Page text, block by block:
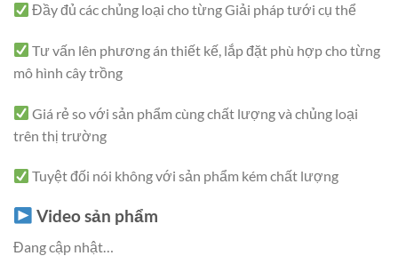
Đầy đủ các chủng loại cho từng Giải pháp tưới cụ thể
Tư vấn lên phương án thiết kế, lắp đặt phù hợp cho từng
mô hình cây trồng
Giá rẻ so với sản phẩm cùng chất lượng và chủng loại
trên thị trường
Tuyệt đối nói không với sản phẩm kém chất lượng
Video sản phẩm
Đang cập nhật…